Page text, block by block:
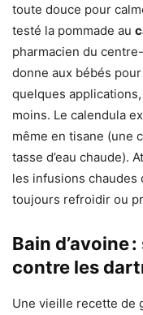
toute douce pour
testé la pommade au
pharmacien du centre-
donne aux bébés
quelques
moins. Le calendula
même en tisane (une
tasse d’eau chaude).
les infusions chaudes
toujours refroidir ou
Bain d’avoine
contre les
Une vieille recette de